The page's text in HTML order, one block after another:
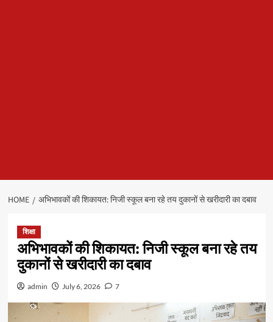
HOME अभिभावकों की शिकायत: निजी स्कूल बना रहे तय दुकानों से खरीदारी का दबाव
शिक्षा
अभिभावकों की शिकायत: निजी स्कूल बना रहे तय
दुकानों से खरीदारी का दबाव
admin July 6, 2026 7